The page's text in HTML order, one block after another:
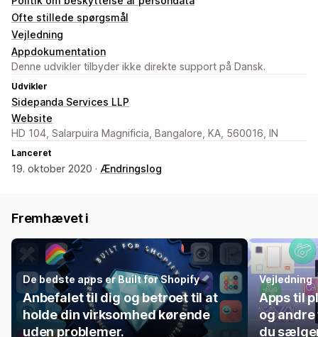
Ofte stillede spørgsmål
Vejledning
Appdokumentation
Denne udvikler tilbyder ikke direkte support på Dansk.
Udvikler
Sidepanda Services LLP
Website
HD 104, Salarpuira Magnificia, Bangalore, KA, 560016, IN
Lanceret
19. oktober 2020 · Ændringslog
Fremhævet i
De bedste apps er Built for Shopify
Anbefalet til dig og betroet til at
holde din virksomhed kørende
uden problemer.
Vejledning
Apps til
og andre
du